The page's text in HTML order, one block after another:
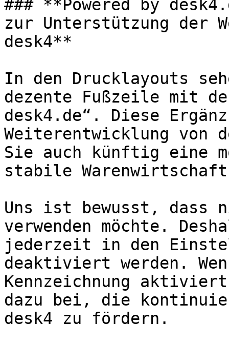
### **Powered by
zur Unterstützung der
desk4**
In den Drucklayouts
dezente Fußzeile mit
desk4.de“. Diese
Weiterentwicklung von
Sie auch künftig eine
stabile
Uns ist bewusst, dass
verwenden möchte.
jederzeit in den
deaktiviert werden.
Kennzeichnung
dazu bei, die
desk4 zu fördern.